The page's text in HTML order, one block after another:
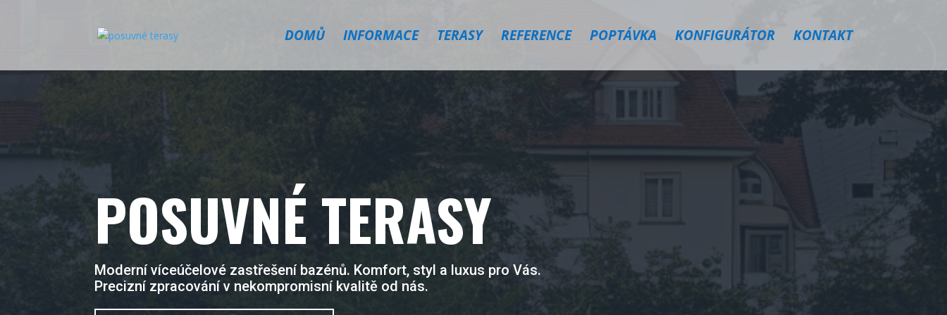
DOMŮ INFORMACE TERASY REFERENCE POPTÁVKA KONFIGURÁTOR KONTAKT
POSUVNÉ TERASY
Moderní víceúčelové zastřešení bazénů. Komfort, styl a luxus pro Vás.
Precizní zpracování v nekompromisní kvalitě od nás.